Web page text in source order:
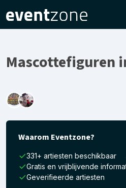
Mascottefiguren
Waarom Eventzone?
331+ artiesten beschikbaar
Gratis en vrijblijvende
Geverifieerde artiesten